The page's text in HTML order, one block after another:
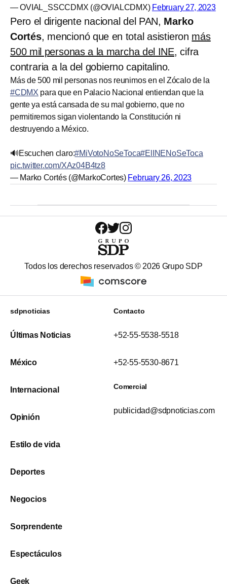
— OVIAL_SSCCDMX (@OVIALCDMX) February 27, 2023
Pero el dirigente nacional del PAN, Marko
Cortés, mencionó que en total asistieron más
500 mil personas a la marcha del INE, cifra
contraria a la del gobierno capitalino.
Más de 500 mil personas nos reunimos en el Zócalo de la
#CDMX para que en Palacio Nacional entiendan que la
gente ya está cansada de su mal gobierno, que no
permitiremos sigan violentando la Constitución ni
destruyendo a México.
🔊Escuchen claro:#MiVotoNoSeToca#ElINENoSeToca
pic.twitter.com/XAz04B4tz8
— Marko Cortés (@MarkoCortes) February 26, 2023
Todos los derechos reservados © 2026 Grupo SDP
sdpnoticias
Últimas Noticias
México
Internacional
Opinión
Estilo de vida
Deportes
Negocios
Sorprendente
Espectáculos
Geek
Contacto
+52-55-5538-5518
+52-55-5530-8671
Comercial
publicidad@sdpnoticias.com